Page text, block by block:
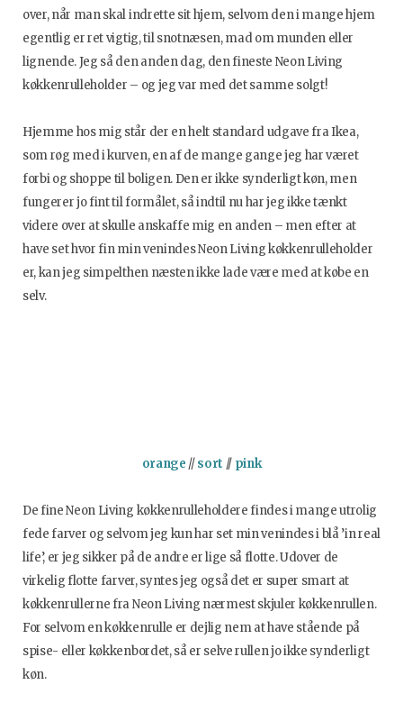
over, når man skal indrette sit hjem, selvom den i mange hjem
egentlig er ret vigtig, til snotnæsen, mad om munden eller
lignende. Jeg så den anden dag, den fineste Neon Living
køkkenrulleholder – og jeg var med det samme solgt!
Hjemme hos mig står der en helt standard udgave fra Ikea,
som røg med i kurven, en af de mange gange jeg har været
forbi og shoppe til boligen. Den er ikke synderligt køn, men
fungerer jo fint til formålet, så indtil nu har jeg ikke tænkt
videre over at skulle anskaffe mig en anden – men efter at
have set hvor fin min venindes Neon Living køkkenrulleholder
er, kan jeg simpelthen næsten ikke lade være med at købe en
selv.
orange //sort // pink
De fine Neon Living køkkenrulleholdere findes i mange utrolig
fede farver og selvom jeg kun har set min venindes i blå ’in real
life’, er jeg sikker på de andre er lige så flotte. Udover de
virkelig flotte farver, syntes jeg også det er super smart at
køkkenrullerne fra Neon Living nærmest skjuler køkkenrullen.
For selvom en køkkenrulle er dejlig nem at have stående på
spise- eller køkkenbordet, så er selve rullen jo ikke synderligt
køn.